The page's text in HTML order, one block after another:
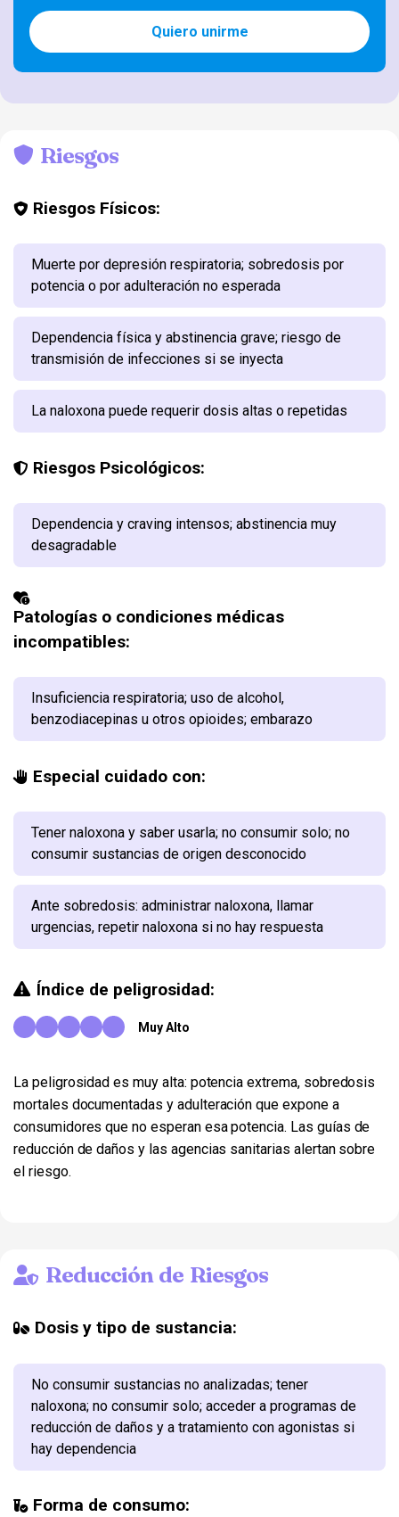
Quiero unirme
Riesgos
Riesgos Físicos:
Muerte por depresión respiratoria; sobredosis por
potencia o por adulteración no esperada
Dependencia física y abstinencia grave; riesgo de
transmisión de infecciones si se inyecta
La naloxona puede requerir dosis altas o repetidas
Riesgos Psicológicos:
Dependencia y craving intensos; abstinencia muy
desagradable
Patologías o condiciones médicas
incompatibles:
Insuficiencia respiratoria; uso de alcohol,
benzodiacepinas u otros opioides; embarazo
Especial cuidado con:
Tener naloxona y saber usarla; no consumir solo; no
consumir sustancias de origen desconocido
Ante sobredosis: administrar naloxona, llamar
urgencias, repetir naloxona si no hay respuesta
Índice de peligrosidad:
Muy Alto
La peligrosidad es muy alta: potencia extrema, sobredosis
mortales documentadas y adulteración que expone a
consumidores que no esperan esa potencia. Las guías de
reducción de daños y las agencias sanitarias alertan sobre
el riesgo.
Reducción de Riesgos
Dosis y tipo de sustancia:
No consumir sustancias no analizadas; tener
naloxona; no consumir solo; acceder a programas de
reducción de daños y a tratamiento con agonistas si
hay dependencia
Forma de consumo: